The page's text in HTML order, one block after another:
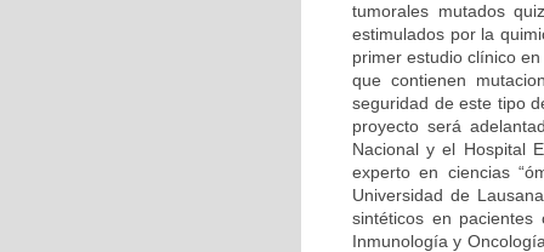
tumorales mutados
estimulados por la
primer estudio clínico
que contienen
seguridad de este tipo
proyecto será
Nacional y el Hospital
experto en ciencias
Universidad de
sintéticos en pacientes
Inmunología y